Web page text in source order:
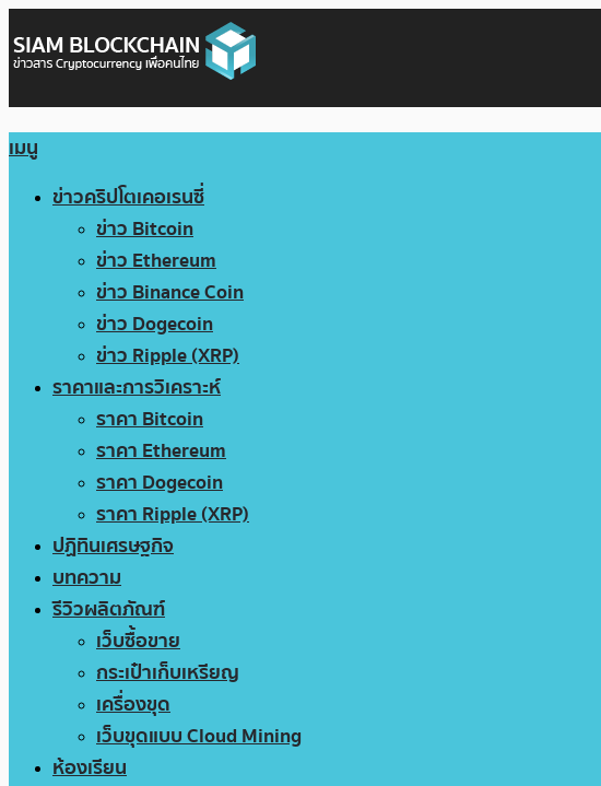
เมนู
ข่าวคริปโตเคอเรนซี่
ข่าว Bitcoin
ข่าว Ethereum
ข่าว Binance Coin
ข่าว Dogecoin
ข่าว Ripple (XRP)
ราคาและการวิเคราะห์
ราคา Bitcoin
ราคา Ethereum
ราคา Dogecoin
ราคา Ripple (XRP)
ปฏิทินเศรษฐกิจ
บทความ
รีวิวผลิตภัณฑ์
เว็บซื้อขาย
กระเป๋าเก็บเหรียญ
เครื่องขุด
เว็บขุดแบบ Cloud Mining
ห้องเรียน